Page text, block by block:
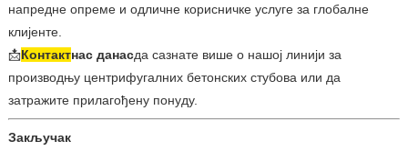
напредне опреме и одличне корисничке услуге за глобалне
клијенте.
📩Контактнас данасда сазнате више о нашој линији за
производњу центрифугалних бетонских стубова или да
затражите прилагођену понуду.
Закључак